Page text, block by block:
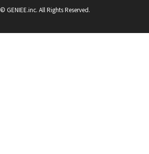
© GENIEE.inc. All Rights Reserved.